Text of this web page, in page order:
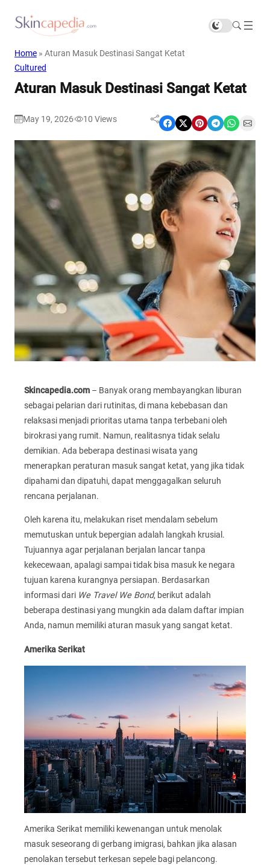
Home » Aturan Masuk Destinasi Sangat Ketat
Cultured
Aturan Masuk Destinasi Sangat Ketat
May 19, 2026 10 Views Share on Facebook Share on X Share on Pinterest Share on Telegram Share on WhatsApp Share on Email
Skincapedia.com – Banyak orang membayangkan liburan
sebagai pelarian dari rutinitas, di mana kebebasan dan
relaksasi menjadi prioritas utama tanpa terbebani oleh
birokrasi yang rumit. Namun, realitasnya tidak selalu
demikian. Ada beberapa destinasi wisata yang
menerapkan peraturan masuk sangat ketat, yang jika tidak
dipahami dan dipatuhi, dapat menggagalkan seluruh
rencana perjalanan.
Oleh karena itu, melakukan riset mendalam sebelum
memutuskan untuk bepergian adalah langkah krusial.
Tujuannya agar perjalanan berjalan lancar tanpa
kekecewaan, apalagi sampai tidak bisa masuk ke negara
tujuan karena kurangnya persiapan. Berdasarkan
informasi dari We Travel We Bond, berikut adalah
beberapa destinasi yang mungkin ada dalam daftar impian
Anda, namun memiliki aturan masuk yang sangat ketat.
Amerika Serikat
Amerika Serikat memiliki kewenangan untuk menolak
masuk seseorang di gerbang imigrasi, bahkan jika alasan
penolakan tersebut terkesan sepele bagi pelancong.